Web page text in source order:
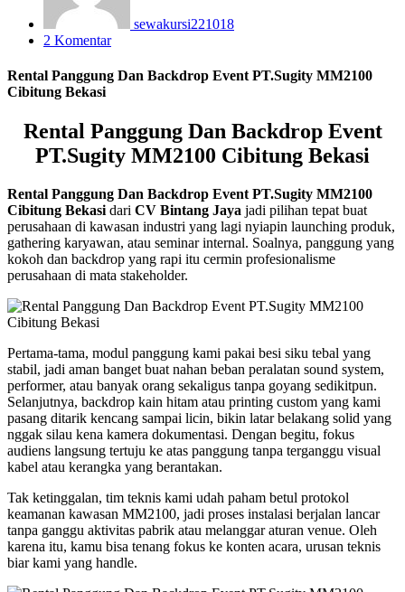
sewakursi221018
2 Komentar
Rental Panggung Dan Backdrop Event PT.Sugity MM2100
Cibitung Bekasi
Rental Panggung Dan Backdrop Event
PT.Sugity MM2100 Cibitung Bekasi
Rental Panggung Dan Backdrop Event PT.Sugity MM2100
Cibitung Bekasi dari CV Bintang Jaya jadi pilihan tepat buat
perusahaan di kawasan industri yang lagi nyiapin launching produk,
gathering karyawan, atau seminar internal. Soalnya, panggung yang
kokoh dan backdrop yang rapi itu cermin profesionalisme
perusahaan di mata stakeholder.
Pertama-tama, modul panggung kami pakai besi siku tebal yang
stabil, jadi aman banget buat nahan beban peralatan sound system,
performer, atau banyak orang sekaligus tanpa goyang sedikitpun.
Selanjutnya, backdrop kain hitam atau printing custom yang kami
pasang ditarik kencang sampai licin, bikin latar belakang solid yang
nggak silau kena kamera dokumentasi. Dengan begitu, fokus
audiens langsung tertuju ke atas panggung tanpa terganggu visual
kabel atau kerangka yang berantakan.
Tak ketinggalan, tim teknis kami udah paham betul protokol
keamanan kawasan MM2100, jadi proses instalasi berjalan lancar
tanpa ganggu aktivitas pabrik atau melanggar aturan venue. Oleh
karena itu, kamu bisa tenang fokus ke konten acara, urusan teknis
biar kami yang handle.